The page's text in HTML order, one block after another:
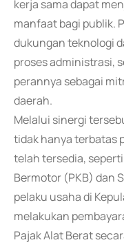
kerja sama dapat
manfaat bagi publik.
dukungan teknologi
proses administrasi,
perannya sebagai
daerah.
Melalui sinergi
tidak hanya terbatas
telah tersedia,
Bermotor (PKB) dan
pelaku usaha di
melakukan
Pajak Alat Berat